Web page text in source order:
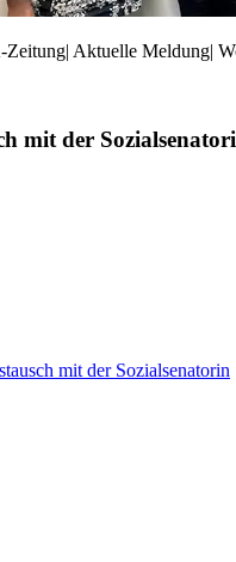
Zeitung| Aktuelle Meldung|
mit der
mit der Sozialsenatorin